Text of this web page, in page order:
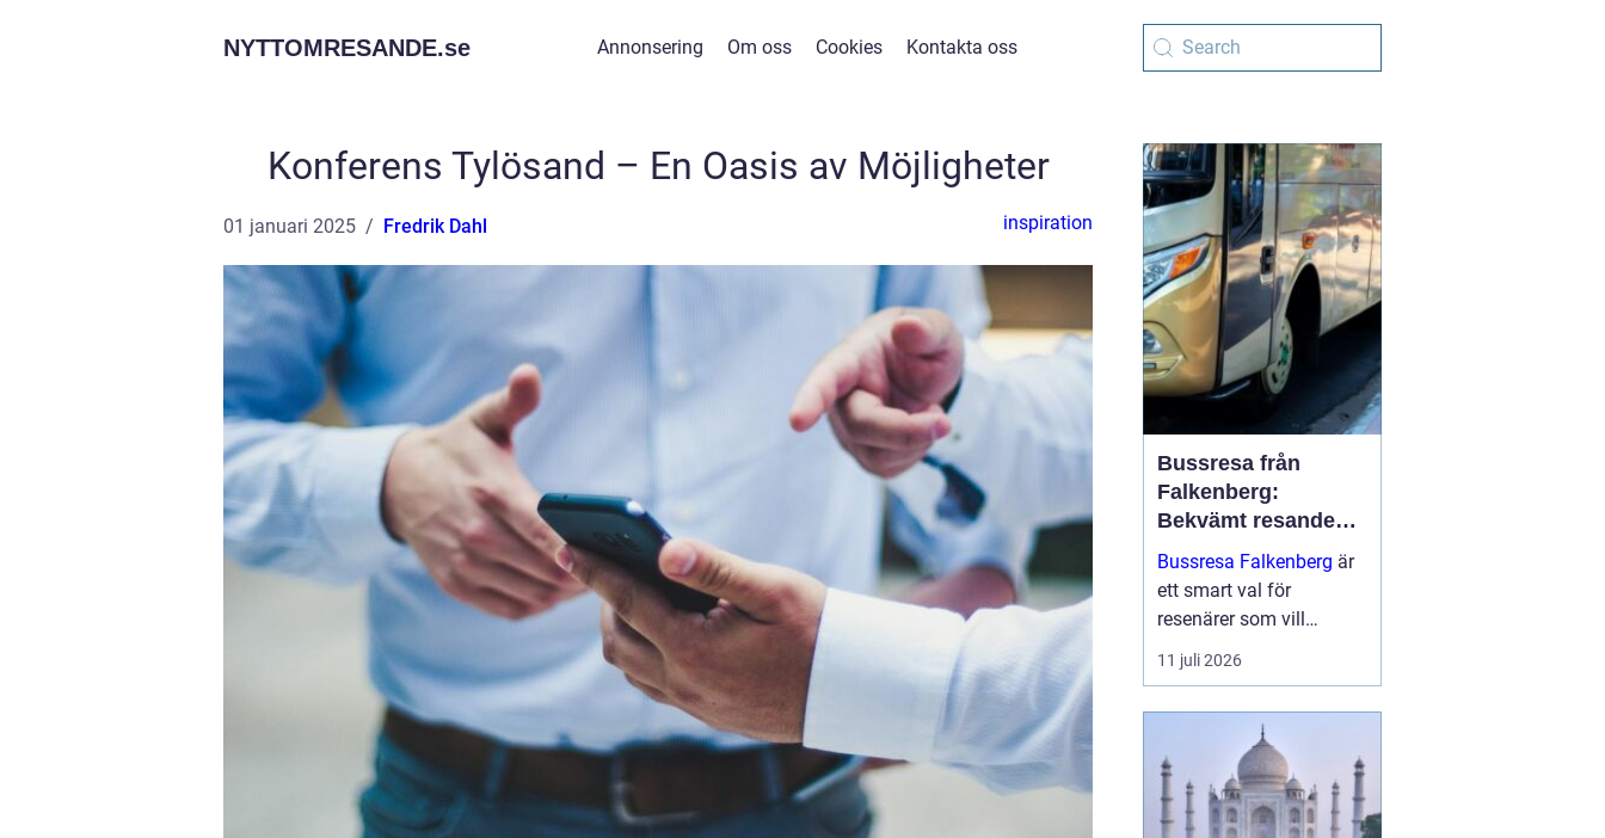
NYTTOMRESANDE.se Annonsering Om oss Cookies Kontakta oss
Konferens Tylösand – En Oasis av Möjligheter
01 januari 2025 Fredrik Dahl inspiration
Bussresa från
Falkenberg:
Bekvämt resande
och upplevelser
längs vägen
Bussresa Falkenberg är
ett smart val för
resenärer som vill
kombinera enkel logistik,
prisvärda lösningar och
11 juli 2026